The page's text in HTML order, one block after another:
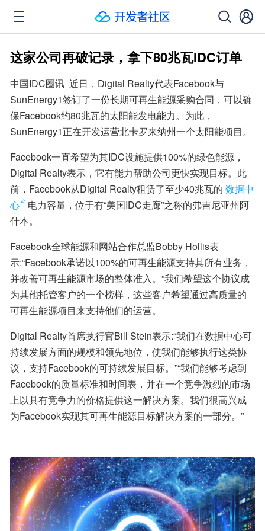
这家公司再破记录，拿下80兆瓦IDC订单
中国IDC圈讯  近日，Digital Realty代表Facebook与
SunEnergy1签订了一份长期可再生能源采购合同，可以确
保Facebook约80兆瓦的太阳能发电能力。为此，
SunEnergy1正在开发运营北卡罗来纳州一个太阳能项目。
Facebook一直希望为其IDC设施提供100%的绿色能源，
Digital Realty表示，它有能力帮助公司更快实现目标。此
前，Facebook从Digital Realty租赁了至少40兆瓦的 数据中
心
电力容量，位于有“美国IDC走廊”之称的弗吉尼亚州阿
什本。
Facebook全球能源和网站合作总监Bobby Hollis表
示:“Facebook承诺以100%的可再生能源支持其所有业务，
并改善可再生能源市场的整体准入。”我们希望这个协议成
为其他托管客户的一个榜样，这些客户希望通过高质量的
可再生能源项目来支持他们的运营。
Digital Realty首席执行官Bill Stein表示:“我们在数据中心可
持续发展方面的规模和领先地位，使我们能够执行这类协
议，支持Facebook的可持续发展目标。”“我们能够考虑到
Facebook的质量标准和时间表，并在一个竞争激烈的市场
上以具有竞争力的价格提供这一解决方案。我们很高兴成
为Facebook实现其可再生能源目标解决方案的一部分。”